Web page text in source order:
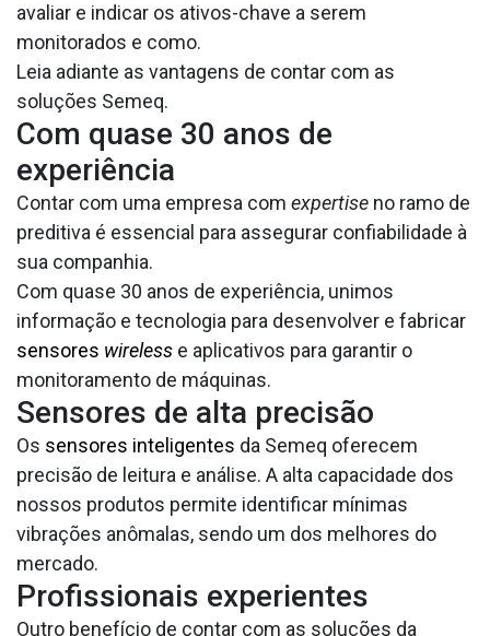
avaliar e indicar os ativos-chave a serem
monitorados e como.
Leia adiante as vantagens de contar com as
soluções Semeq.
Com quase 30 anos de
experiência
Contar com uma empresa com expertise no ramo de
preditiva é essencial para assegurar confiabilidade à
sua companhia.
Com quase 30 anos de experiência, unimos
informação e tecnologia para desenvolver e fabricar
sensores wireless e aplicativos para garantir o
monitoramento de máquinas.
Sensores de alta precisão
Os sensores inteligentes da Semeq oferecem
precisão de leitura e análise. A alta capacidade dos
nossos produtos permite identificar mínimas
vibrações anômalas, sendo um dos melhores do
mercado.
Profissionais experientes
Outro benefício de contar com as soluções da